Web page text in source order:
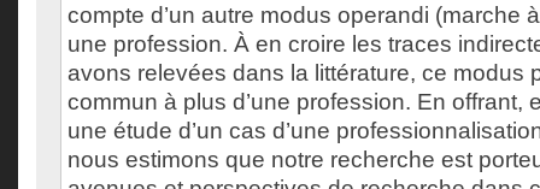
compte d’un autre modus operandi (marche
une profession. À en croire les traces
avons relevées dans la littérature, ce modus
commun à plus d’une profession. En offrant,
une étude d’un cas d’une
nous estimons que notre recherche est